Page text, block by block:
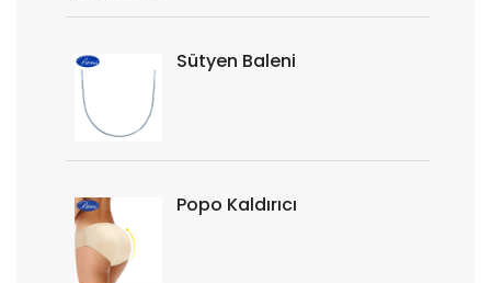
Sütyen Baleni
Popo Kaldırıcı